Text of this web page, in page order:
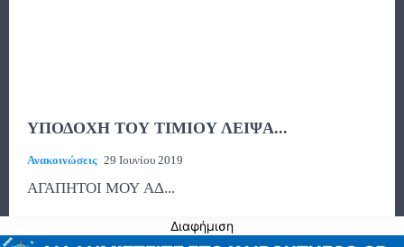
ΥΠΟΔΟΧΗ ΤΟΥ ΤΙΜΙΟΥ ΛΕΙΨΑ...
Ανακοινώσεις 29 Ιουνίου 2019
ΑΓΑΠΗΤΟΙ ΜΟΥ ΑΔ...
Διαφήμιση